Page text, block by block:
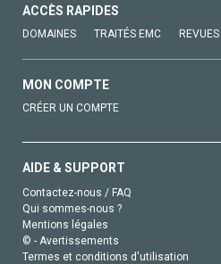
ACCÈS RAPIDES
DOMAINES TRAITÉS EMC REVUES
MON COMPTE
CRÉER UN COMPTE
AIDE & SUPPORT
Contactez-nous / FAQ
Qui sommes-nous ?
Mentions légales
© - Avertissements
Termes et conditions d'utilisation